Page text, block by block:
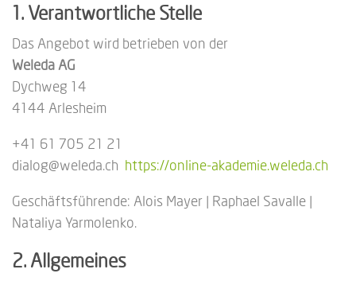
1. Verantwortliche Stelle
Das Angebot wird betrieben von der
Weleda AG
Dychweg 14
4144 Arlesheim
+41 61 705 21 21
dialog@weleda.ch https://online-akademie.weleda.ch
Geschäftsführende: Alois Mayer | Raphael Savalle |
Nataliya Yarmolenko.
2. Allgemeines